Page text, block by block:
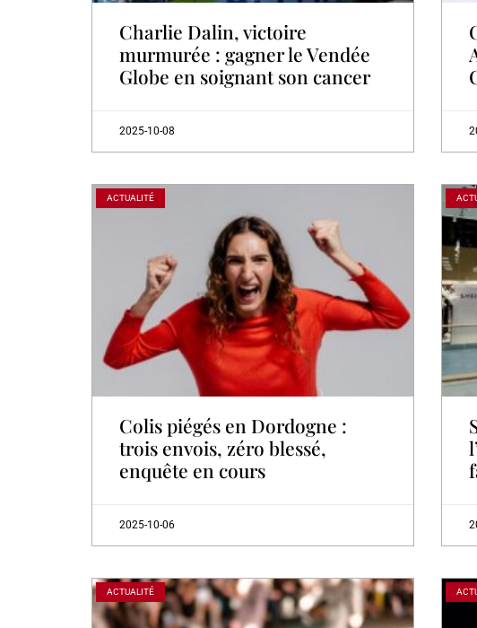
Charlie Dalin, victoire
murmurée : gagner le Vendée
Globe en soignant son cancer
2025-10-08
ACTUALITÉ
Colis piégés en Dordogne :
trois envois, zéro blessé,
enquête en cours
2025-10-06
ACTUALITÉ